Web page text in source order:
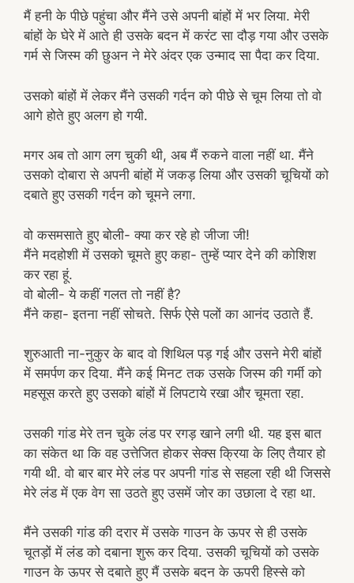
मैं हनी के पीछे पहुंचा और मैंने उसे अपनी बांहों में भर लिया. मेरी
बांहों के घेरे में आते ही उसके बदन में करंट सा दौड़ गया और उसके
गर्म से जिस्म की छुअन ने मेरे अंदर एक उन्माद सा पैदा कर दिया.
उसको बांहों में लेकर मैंने उसकी गर्दन को पीछे से चूम लिया तो वो
आगे होते हुए अलग हो गयी.
मगर अब तो आग लग चुकी थी, अब मैं रुकने वाला नहीं था. मैंने
उसको दोबारा से अपनी बांहों में जकड़ लिया और उसकी चूचियों को
दबाते हुए उसकी गर्दन को चूमने लगा.
वो कसमसाते हुए बोली- क्या कर रहे हो जीजा जी!
मैंने मदहोशी में उसको चूमते हुए कहा- तुम्हें प्यार देने की कोशिश
कर रहा हूं.
वो बोली- ये कहीं गलत तो नहीं है?
मैंने कहा- इतना नहीं सोचते. सिर्फ ऐसे पलों का आनंद उठाते हैं.
शुरुआती ना-नुकुर के बाद वो शिथिल पड़ गई और उसने मेरी बांहों
में समर्पण कर दिया. मैंने कई मिनट तक उसके जिस्म की गर्मी को
महसूस करते हुए उसको बांहों में लिपटाये रखा और चूमता रहा.
उसकी गांड मेरे तन चुके लंड पर रगड़ खाने लगी थी. यह इस बात
का संकेत था कि वह उत्तेजित होकर सेक्स क्रिया के लिए तैयार हो
गयी थी. वो बार बार मेरे लंड पर अपनी गांड से सहला रही थी जिससे
मेरे लंड में एक वेग सा उठते हुए उसमें जोर का उछाला दे रहा था.
मैंने उसकी गांड की दरार में उसके गाउन के ऊपर से ही उसके
चूतड़ों में लंड को दबाना शुरू कर दिया. उसकी चूचियों को उसके
गाउन के ऊपर से दबाते हुए मैं उसके बदन के ऊपरी हिस्से को